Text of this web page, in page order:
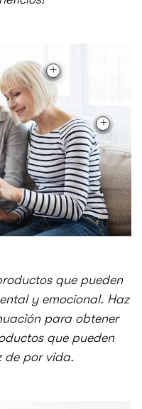
que pueden
y emocional. Haz
para obtener
que pueden
de por vida.